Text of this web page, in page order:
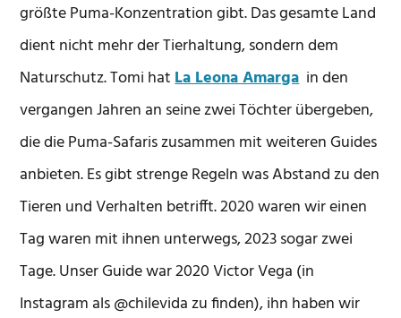
größte Puma-Konzentration gibt. Das gesamte Land
dient nicht mehr der Tierhaltung, sondern dem
Naturschutz. Tomi hatLa Leona Amargain den
vergangen Jahren an seine zwei Töchter übergeben,
die die Puma-Safaris zusammen mit weiteren Guides
anbieten. Es gibt strenge Regeln was Abstand zu den
Tieren und Verhalten betrifft. 2020 waren wir einen
Tag waren mit ihnen unterwegs, 2023 sogar zwei
Tage. Unser Guide war 2020 Victor Vega (in
Instagram als @chilevida zu finden), ihn haben wir